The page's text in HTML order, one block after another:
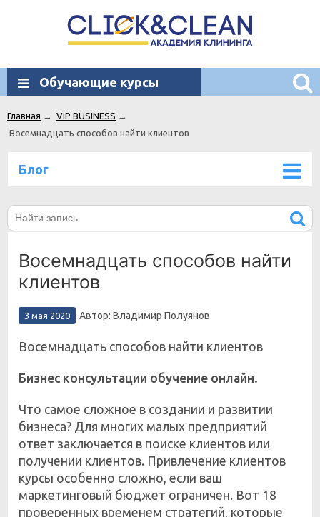
Обучающие курсы
Главная → VIP BUSINESS →
Восемнадцать способов найти клиентов
Блог
Восемнадцать способов найти
клиентов
3 мая 2020 Автор: Владимир Полуянов
Восемнадцать способов найти клиентов
Бизнес консультации обучение онлайн.
Что самое сложное в создании и развитии
бизнеса? Для многих малых предприятий
ответ заключается в поиске клиентов или
получении клиентов. Привлечение клиентов
курсы особенно сложно, если ваш
маркетинговый бюджет ограничен. Вот 18
проверенных временем стратегий, которые